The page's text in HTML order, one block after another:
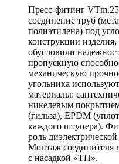
Пресс-фитинг
соединение труб
полиэтилена) под
конструкции
обусловили
пропускную
механическую
угольника
материалы:
никелевым
(гильза), EPDM
каждого штуцера).
роль
Монтаж соединителя
с насадкой «ТН».